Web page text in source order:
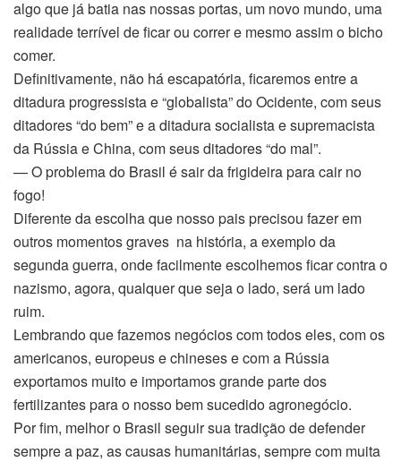
algo que já batia nas nossas portas, um novo mundo, uma
realidade terrível de ficar ou correr e mesmo assim o bicho
comer.
Definitivamente, não há escapatória, ficaremos entre a
ditadura progressista e “globalista” do Ocidente, com seus
ditadores “do bem” e a ditadura socialista e supremacista
da Rússia e China, com seus ditadores “do mal”.
— O problema do Brasil é sair da frigideira para cair no
fogo!
Diferente da escolha que nosso pais precisou fazer em
outros momentos graves na história, a exemplo da
segunda guerra, onde facilmente escolhemos ficar contra o
nazismo, agora, qualquer que seja o lado, será um lado
ruim.
Lembrando que fazemos negócios com todos eles, com os
americanos, europeus e chineses e com a Rússia
exportamos muito e importamos grande parte dos
fertilizantes para o nosso bem sucedido agronegócio.
Por fim, melhor o Brasil seguir sua tradição de defender
sempre a paz, as causas humanitárias, sempre com muita